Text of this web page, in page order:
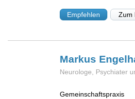
Empfehlen Zum
Markus
Neurologe, Psychiater
Gemeinschaftspraxis